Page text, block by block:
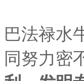
巴法禄水
同努力密